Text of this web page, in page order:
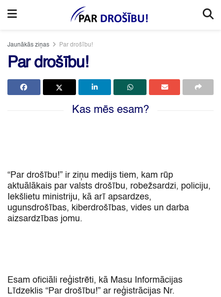
Jaunākās ziņas Par drošību!
Par drošību!
Kas mēs esam?
“Par drošību!” ir ziņu medijs tiem, kam rūp
aktuālākais par valsts drošību, robežsardzi, policiju,
Iekšlietu ministriju, kā arī apsardzes,
ugunsdrošības, kiberdrošības, vides un darba
aizsardzības jomu.
Esam oficiāli reģistrēti, kā Masu Informācijas
Līdzeklis “Par drošību!” ar reģistrācijas Nr.